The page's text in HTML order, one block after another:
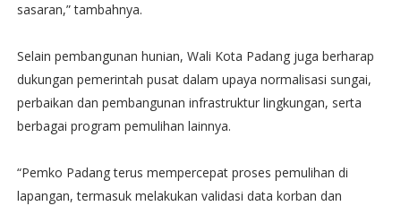
sasaran,” tambahnya.
Selain pembangunan hunian, Wali Kota Padang juga berharap
dukungan pemerintah pusat dalam upaya normalisasi sungai,
perbaikan dan pembangunan infrastruktur lingkungan, serta
berbagai program pemulihan lainnya.
“Pemko Padang terus mempercepat proses pemulihan di
lapangan, termasuk melakukan validasi data korban dan